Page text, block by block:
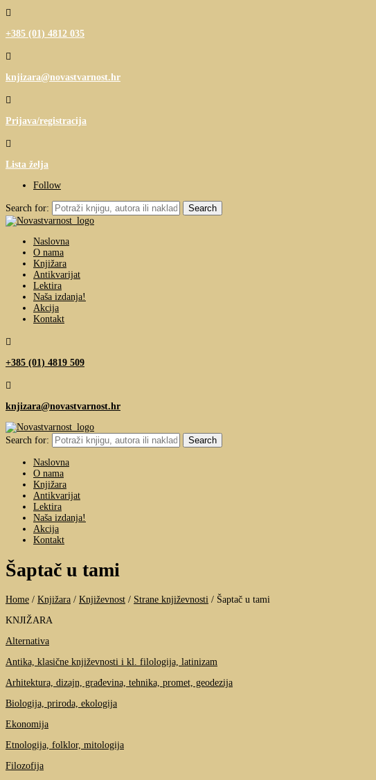

+385 (01) 4812 035

knjizara@novastvarnost.hr

Prijava/registracija

Lista želja
Follow
Search for:
Naslovna
O nama
Knjižara
Antikvarijat
Lektira
Naša izdanja!
Akcija
Kontakt

+385 (01) 4819 509

knjizara@novastvarnost.hr
Search for:
Naslovna
O nama
Knjižara
Antikvarijat
Lektira
Naša izdanja!
Akcija
Kontakt
Šaptač u tami
Home / Knjižara / Književnost / Strane književnosti / Šaptač u tami
KNJIŽARA
Alternativa
Antika, klasične književnosti i kl. filologija, latinizam
Arhitektura, dizajn, građevina, tehnika, promet, geodezija
Biologija, priroda, ekologija
Ekonomija
Etnologija, folklor, mitologija
Filozofija